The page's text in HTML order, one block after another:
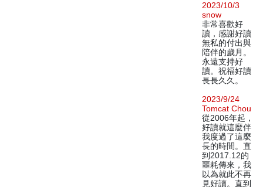
2023/10/3
snow
非常喜歡好
讀，感謝好讀
無私的付出與
陪伴的歲月。
永遠支持好
讀。祝福好讀
長長久久。
2023/9/24
Tomcat Chou
從2006年起，
好讀就這麼伴
我度過了這麼
長的時間。直
到2017.12的
噩耗傳來，我
以為就此不再
見好讀。直到